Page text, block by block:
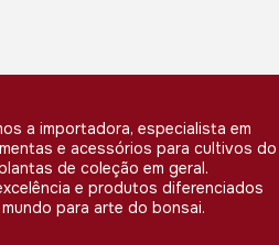
a importadora, especialista em
e acessórios para cultivos do
de coleção em geral.
e produtos diferenciados
para arte do bonsai.